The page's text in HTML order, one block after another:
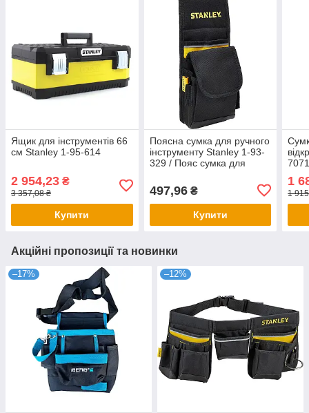
Ящик для інструментів 66
см Stanley 1-95-614
2 954,23 ₴
3 357,08 ₴
Купити
Поясна сумка для ручного
інструменту Stanley 1-93-
329 / Пояс сумка для
497,96₴
Купити
1
1
Акційні пропозиції та новинки
–17% –12%